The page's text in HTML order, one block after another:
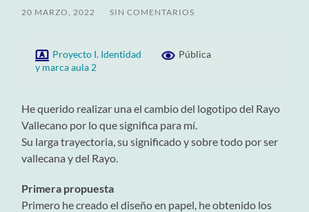
20 MARZO, 2022 SIN COMENTARIOS
Proyecto I. Identidad
y marca aula 2
Pública
He querido realizar una el cambio del logotipo del Rayo
Vallecano por lo que significa para mí.
Su larga trayectoria, su significado y sobre todo por ser
vallecana y del Rayo.
Primera propuesta
Primero he creado el diseño en papel, he obtenido los